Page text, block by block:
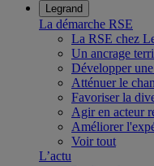
Legrand
La démarche RSE
La RSE chez
Un ancrage
Développer
Atténuer le
Favoriser la
Agir en acteur
Améliorer
Voir tout
L’actu